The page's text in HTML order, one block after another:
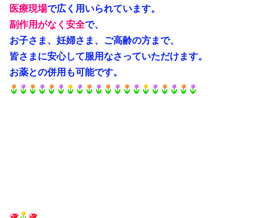
医療現場で広く用いられています。
副作用がなく安全で、
お子さま、妊婦さま、ご高齢の方まで、
皆さまに安心して服用なさっていただけます。
お薬との併用も可能です。